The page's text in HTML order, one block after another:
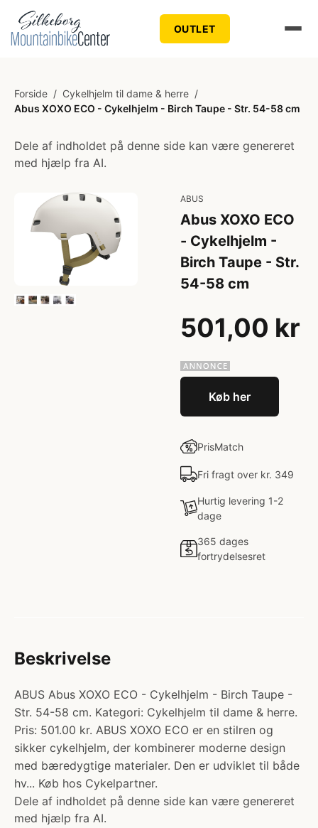
OUTLET
Forside / Cykelhjelm til dame & herre /
Abus XOXO ECO - Cykelhjelm - Birch Taupe - Str. 54-58 cm
Dele af indholdet på denne side kan være genereret
med hjælp fra AI.
ABUS
Abus XOXO ECO
- Cykelhjelm -
Birch Taupe - Str.
54-58 cm
501,00 kr
Køb her
PrisMatch
Fri fragt over kr. 349
Hurtig levering 1-2
dage
365 dages
fortrydelsesret
Beskrivelse
ABUS Abus XOXO ECO - Cykelhjelm - Birch Taupe -
Str. 54-58 cm. Kategori: Cykelhjelm til dame & herre.
Pris: 501.00 kr. ABUS XOXO ECO er en stilren og
sikker cykelhjelm, der kombinerer moderne design
med bæredygtige materialer. Den er udviklet til både
hv... Køb hos Cykelpartner.
Dele af indholdet på denne side kan være genereret
med hjælp fra AI.